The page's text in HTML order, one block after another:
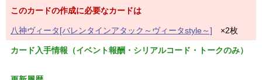
このカードの作成に必要なカードは
八神ヴィータ[バレンタインアタック～ヴィータstyle～] ×2枚
カード入手情報（イベント報酬・シリアルコード・トークのみ）